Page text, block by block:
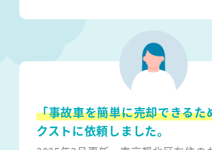
「事故車を簡単に売却できるた
クストに依頼しました。